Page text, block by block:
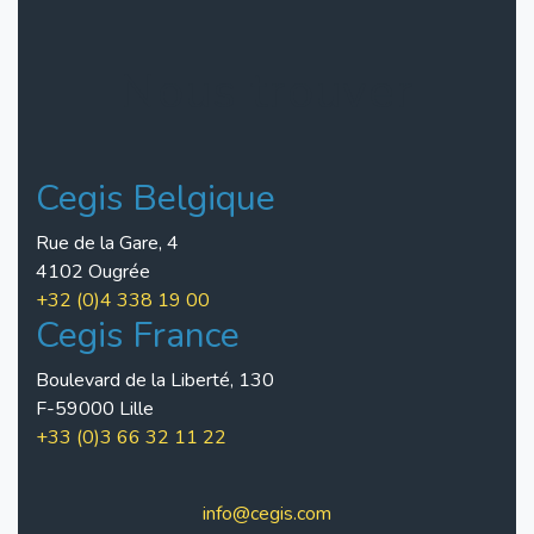
Cegis Belgique
Rue de la Gare, 4
4102 Ougrée
+32 (0)4 338 19 00
Cegis France
Boulevard de la Liberté, 130
F-59000 Lille
+33 (0)3 66 32 11 22
info@cegis.com